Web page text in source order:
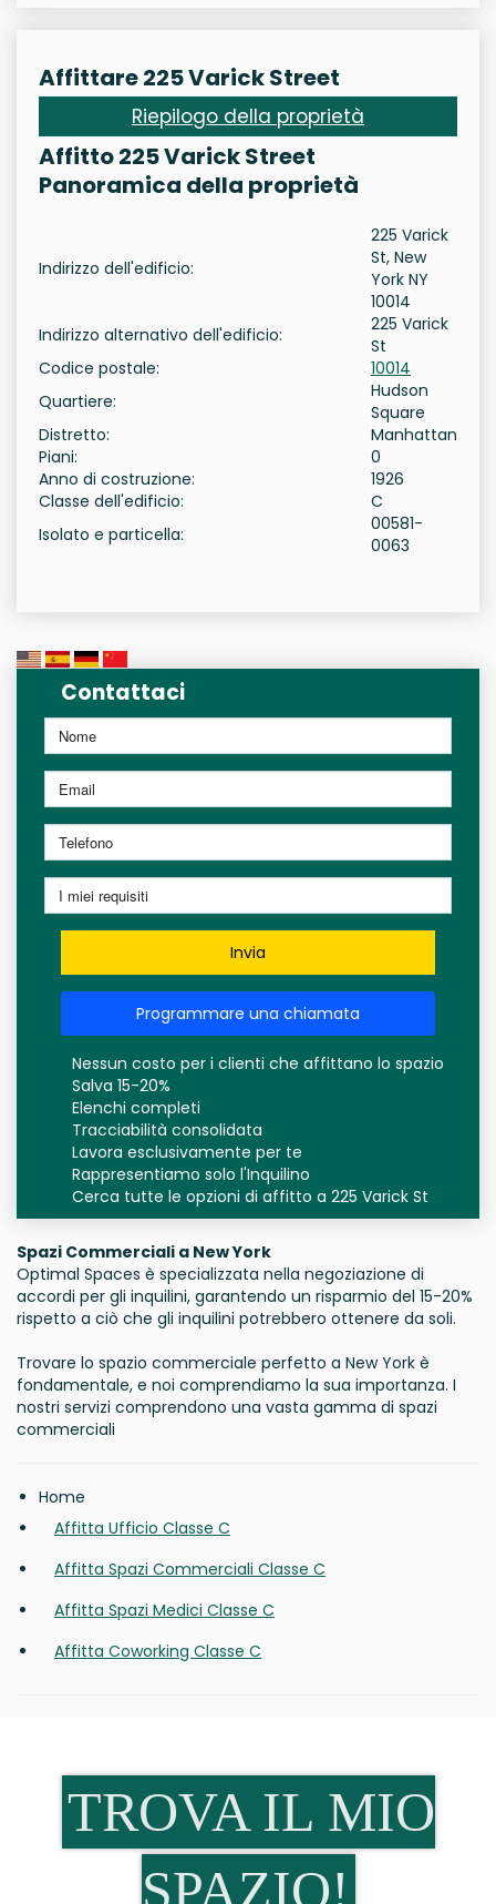
Affittare 225 Varick Street
Riepilogo della proprietà
Affitto 225 Varick Street
Panoramica della proprietà
Indirizzo dell'edificio:
225 Varick
St, New
York NY
10014
Indirizzo alternativo dell'edificio:
225 Varick
St
Codice postale:
10014
Quartiere:
Hudson
Square
Distretto:
Manhattan
Piani:
0
Anno di costruzione:
1926
Classe dell'edificio:
C
Isolato e particella:
00581-
0063
Contattaci
Invia
Programmare una chiamata
Nessun costo per i clienti che affittano lo spazio
Salva 15-20%
Elenchi completi
Tracciabilità consolidata
Lavora esclusivamente per te
Rappresentiamo solo l'Inquilino
Cerca tutte le opzioni di affitto a 225 Varick St
Spazi Commerciali a New York
Optimal Spaces è specializzata nella negoziazione di
accordi per gli inquilini, garantendo un risparmio del 15-20%
rispetto a ciò che gli inquilini potrebbero ottenere da soli.
Trovare lo spazio commerciale perfetto a New York è
fondamentale, e noi comprendiamo la sua importanza. I
nostri servizi comprendono una vasta gamma di spazi
commerciali
Home
Affitta Ufficio Classe C
Affitta Spazi Commerciali Classe C
Affitta Spazi Medici Classe C
Affitta Coworking Classe C
TROVA IL MIO
SPAZIO!